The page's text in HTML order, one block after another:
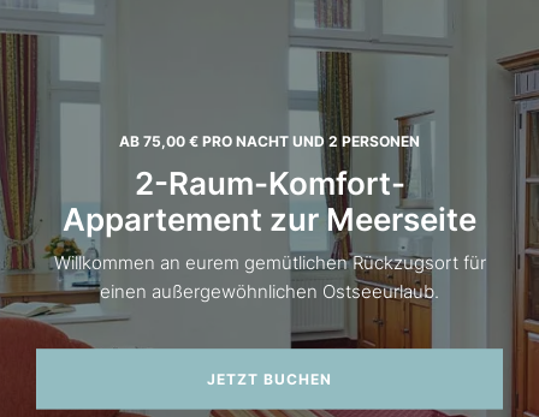
AB 75,00 € PRO NACHT UND 2 PERSONEN
2-Raum-Komfort-
Appartement zur Meerseite
Willkommen an eurem gemütlichen Rückzugsort für
einen außergewöhnlichen Ostseeurlaub.
JETZT BUCHEN